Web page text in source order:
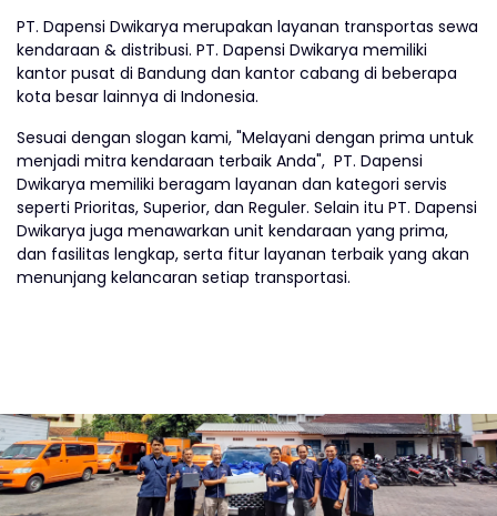
PT. Dapensi Dwikarya merupakan layanan transportas sewa
kendaraan & distribusi. PT. Dapensi Dwikarya memiliki
kantor pusat di Bandung dan kantor cabang di beberapa
kota besar lainnya di Indonesia.
Sesuai dengan slogan kami, "Melayani dengan prima untuk
menjadi mitra kendaraan terbaik Anda", PT. Dapensi
Dwikarya memiliki beragam layanan dan kategori servis
seperti Prioritas, Superior, dan Reguler. Selain itu PT. Dapensi
Dwikarya juga menawarkan unit kendaraan yang prima,
dan fasilitas lengkap, serta fitur layanan terbaik yang akan
menunjang kelancaran setiap transportasi.